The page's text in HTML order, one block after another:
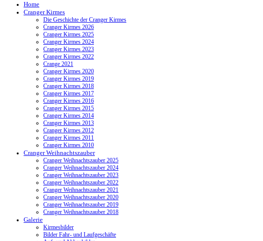
Home
Cranger Kirmes
Die Geschichte der Cranger Kirmes
Cranger Kirmes 2026
Cranger Kirmes 2025
Cranger Kirmes 2024
Cranger Kirmes 2023
Cranger Kirmes 2022
Crange 2021
Cranger Kirmes 2020
Cranger Kirmes 2019
Cranger Kirmes 2018
Cranger Kirmes 2017
Cranger Kirmes 2016
Cranger Kirmes 2015
Cranger Kirmes 2014
Cranger Kirmes 2013
Cranger Kirmes 2012
Cranger Kirmes 2011
Cranger Kirmes 2010
Cranger Weihnachtszauber
Cranger Weihnachtszauber 2025
Cranger Weihnachtszauber 2024
Cranger Weihnachtszauber 2023
Cranger Weihnachtszauber 2022
Cranger Weihnachtszauber 2021
Cranger Weihnachtszauber 2020
Cranger Weihnachtszauber 2019
Cranger Weihnachtszauber 2018
Galerie
Kirmesbilder
Bilder Fahr- und Laufgeschäfte